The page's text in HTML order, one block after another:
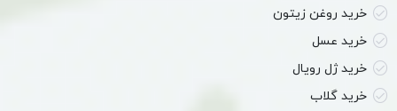
خرید روغن زیتون
خرید عسل
خرید ژل رویال
خرید گلاب